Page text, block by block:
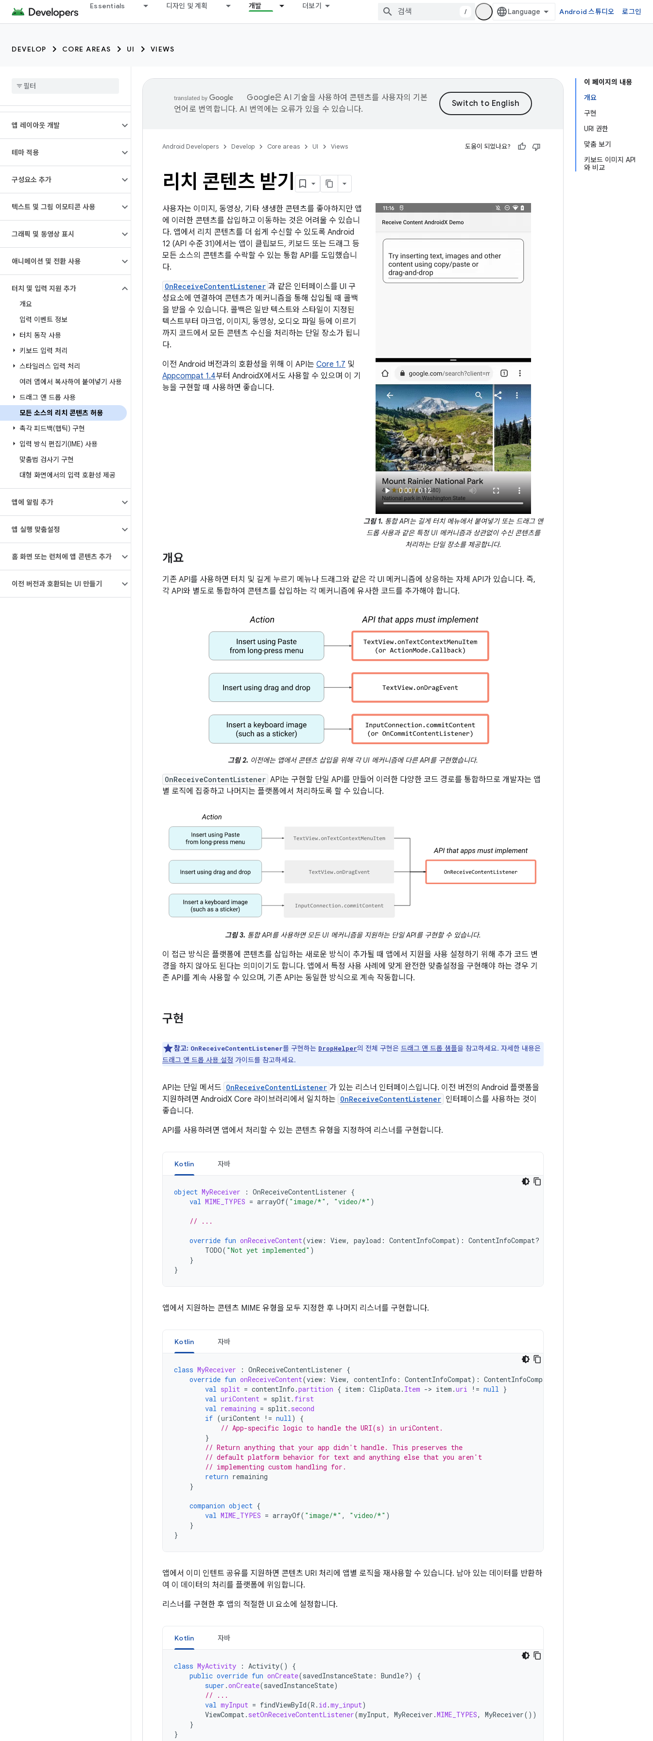
Essentials 디자인 및 계획 개발 더보기
/ Android 스튜디오 로그인
DEVELOP CORE AREAS UI VIEWS
앱 레이아웃 개발
테마 적용
구성요소 추가
텍스트 및 그림 이모티콘 사용
그래픽 및 동영상 표시
애니메이션 및 전환 사용
터치 및 입력 지원 추가
개요
입력 이벤트 정보
터치 동작 사용
키보드 입력 처리
스타일러스 입력 처리
여러 앱에서 복사하여 붙여넣기 사용
드래그 앤 드롭 사용
모든 소스의 리치 콘텐츠 허용
촉각 피드백(햅틱) 구현
입력 방식 편집기(IME) 사용
맞춤법 검사기 구현
대형 화면에서의 입력 호환성 제공
앱에 알림 추가
앱 실행 맞춤설정
홈 화면 또는 런처에 앱 콘텐츠 추가
이전 버전과 호환되는 UI 만들기
이 페이지의 내용
개요
구현
URI 권한
맞춤 보기
키보드 이미지 API
와 비교
Google은 AI 기술을 사용하여 콘텐츠를 사용자의 기본
언어로 번역합니다. AI 번역에는 오류가 있을 수 있습니다.
Android Developers Develop Core areas UI Views 도움이 되었나요?
리치 콘텐츠 받기
그림 1. 통합 API는 길게 터치 메뉴에서 붙여넣기 또는 드래그 앤
드롭 사용과 같은 특정 UI 메커니즘과 상관없이 수신 콘텐츠를
처리하는 단일 장소를 제공합니다.
사용자는 이미지, 동영상, 기타 생생한 콘텐츠를 좋아하지만 앱
에 이러한 콘텐츠를 삽입하고 이동하는 것은 어려울 수 있습니
다. 앱에서 리치 콘텐츠를 더 쉽게 수신할 수 있도록 Android
12 (API 수준 31)에서는 앱이 클립보드, 키보드 또는 드래그 등
모든 소스의 콘텐츠를 수락할 수 있는 통합 API를 도입했습니
다.
OnReceiveContentListener 과 같은 인터페이스를 UI 구
성요소에 연결하여 콘텐츠가 메커니즘을 통해 삽입될 때 콜백
을 받을 수 있습니다. 콜백은 일반 텍스트와 스타일이 지정된
텍스트부터 마크업, 이미지, 동영상, 오디오 파일 등에 이르기
까지 코드에서 모든 콘텐츠 수신을 처리하는 단일 장소가 됩니
다.
이전 Android 버전과의 호환성을 위해 이 API는 Core 1.7 및
Appcompat 1.4부터 AndroidX에서도 사용할 수 있으며 이 기
능을 구현할 때 사용하면 좋습니다.
개요
기존 API를 사용하면 터치 및 길게 누르기 메뉴나 드래그와 같은 각 UI 메커니즘에 상응하는 자체 API가 있습니다. 즉,
각 API와 별도로 통합하여 콘텐츠를 삽입하는 각 메커니즘에 유사한 코드를 추가해야 합니다.
그림 2. 이전에는 앱에서 콘텐츠 삽입을 위해 각 UI 메커니즘에 다른 API를 구현했습니다.
OnReceiveContentListener API는 구현할 단일 API를 만들어 이러한 다양한 코드 경로를 통합하므로 개발자는 앱
별 로직에 집중하고 나머지는 플랫폼에서 처리하도록 할 수 있습니다.
그림 3. 통합 API를 사용하면 모든 UI 메커니즘을 지원하는 단일 API를 구현할 수 있습니다.
이 접근 방식은 플랫폼에 콘텐츠를 삽입하는 새로운 방식이 추가될 때 앱에서 지원을 사용 설정하기 위해 추가 코드 변
경을 하지 않아도 된다는 의미이기도 합니다. 앱에서 특정 사용 사례에 맞게 완전한 맞춤설정을 구현해야 하는 경우 기
존 API를 계속 사용할 수 있으며, 기존 API는 동일한 방식으로 계속 작동합니다.
구현
참고: OnReceiveContentListener를 구현하는 DropHelper의 전체 구현은 드래그 앤 드롭 샘플을 참고하세요. 자세한 내용은
드래그 앤 드롭 사용 설정 가이드를 참고하세요.
API는 단일 메서드 OnReceiveContentListener 가 있는 리스너 인터페이스입니다. 이전 버전의 Android 플랫폼을
지원하려면 AndroidX Core 라이브러리에서 일치하는 OnReceiveContentListener 인터페이스를 사용하는 것이
좋습니다.
API를 사용하려면 앱에서 처리할 수 있는 콘텐츠 유형을 지정하여 리스너를 구현합니다.
Kotlin 자바
object MyReceiver : OnReceiveContentListener {
val MIME_TYPES = arrayOf( "image/*" , "video/*" )
// ...
override fun onReceiveContent(view : View, payload : ContentInfoCompat): ContentInfoCompat?
TODO( "Not yet implemented" )
}
}
앱에서 지원하는 콘텐츠 MIME 유형을 모두 지정한 후 나머지 리스너를 구현합니다.
Kotlin 자바
class MyReceiver : OnReceiveContentListener {
override fun onReceiveContent(view : View, contentInfo : ContentInfoCompat): ContentInfoCompat
val split = contentInfo .partition { item : ClipData. Item -> item .uri != null }
val uriContent = split. first
val remaining = split. second
if (uriContent != null)
{
// App-specific logic to handle the URI(s) in uriContent.
}
// Return anything that your app didn't handle. This preserves the
// default platform behavior for text and anything else that you aren't
// implementing custom handling for.
return remaining
}
companion object {
val MIME_TYPES = arrayOf( "image/*" , "video/*" )
}
}
앱에서 이미 인텐트 공유를 지원하면 콘텐츠 URI 처리에 앱별 로직을 재사용할 수 있습니다. 남아 있는 데이터를 반환하
여 이 데이터의 처리를 플랫폼에 위임합니다.
리스너를 구현한 후 앱의 적절한 UI 요소에 설정합니다.
Kotlin 자바
class MyActivity : Activity()
{
public override fun onCreate(savedInstanceState : Bundle?)
{
super .onCreate(savedInstanceState)
// ...
val myInput = findViewById(R . id .my_input)
ViewCompat. setOnReceiveContentListener(myInput, MyReceiver .MIME_TYPES, MyReceiver())
}
}